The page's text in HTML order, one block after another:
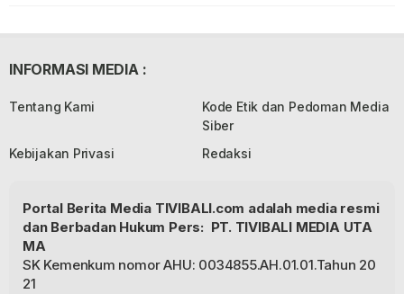
INFORMASI MEDIA :
Tentang Kami
Kode Etik dan Pedoman Media
Siber
Kebijakan Privasi
Redaksi
Portal Berita Media TIVIBALI.com adalah media resmi
dan Berbadan Hukum Pers: PT. TIVIBALI MEDIA UTA
MA
SK Kemenkum nomor AHU: 0034855.AH.01.01.Tahun 20
21